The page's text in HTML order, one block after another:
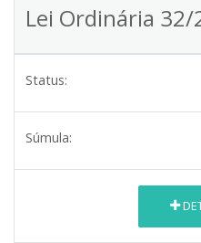
Lei Ordinária 32/
Status:
Súmula: